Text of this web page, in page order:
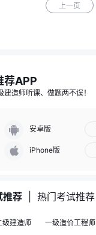
上一页
荐APP
造师听课、做题两不误！
安卓版
iPhone版
推荐 热门考试推荐
级建造师 一级造价工程师